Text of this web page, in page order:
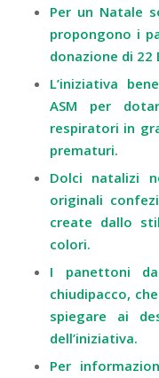
Per un Natale
propongono i
donazione di 22
L’iniziativa
ASM per
respiratori in
prematuri.
Dolci natalizi
originali
create dallo
colori.
I panettoni
chiudipacco,
spiegare ai
dell’iniziativa.
Per